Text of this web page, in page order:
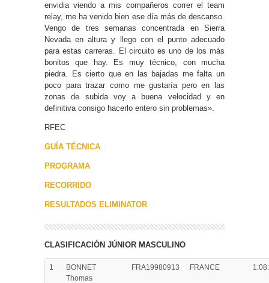
envidia viendo a mis compañeros correr el team
relay, me ha venido bien ese día más de descanso.
Vengo de tres semanas concentrada en Sierra
Nevada en altura y llego con el punto adecuado
para estas carreras. El circuito es uno de los más
bonitos que hay. Es muy técnico, con mucha
piedra. Es cierto que en las bajadas me falta un
poco para trazar como me gustaría pero en las
zonas de subida voy a buena velocidad y en
definitiva consigo hacerlo entero sin problemas».
RFEC
GUÍA TÉCNICA
PROGRAMA
RECORRIDO
RESULTADOS ELIMINATOR
CLASIFICACIÓN JÚNIOR MASCULINO
1
BONNET
Thomas
FRA19980913 FRANCE